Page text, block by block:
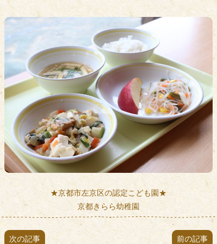
★京都市左京区の認定こども園★
京都きらら幼稚園
次の記事 前の記事